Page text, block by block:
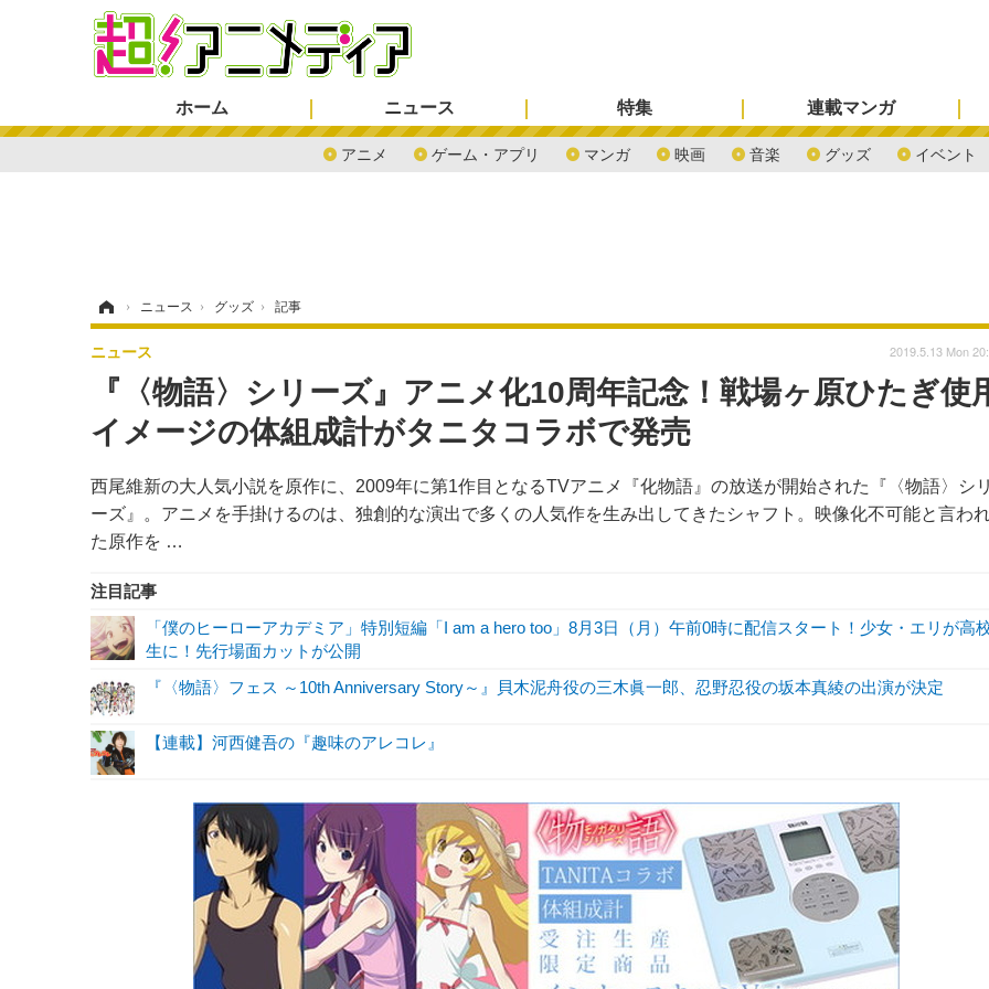
ホーム ニュース
アニメ ゲーム・アプリ マンガ 映画 音楽 グッズ イベント
特集 連載マンガ
› ニュース › グッズ › 記事
『〈物語〉シリーズ』アニメ化10周年記念！戦場ヶ原ひたぎ使
イメージの体組成計がタニタコラボで発売
西尾維新の大人気小説を原作に、2009年に第1作目となるTVアニメ『化物語』の放送が開始された『〈物語〉シ
ーズ』。アニメを手掛けるのは、独創的な演出で多くの人気作を生み出してきたシャフト。映像化不可能と言わ
た原作を …
ニュース 2019.5.13 Mon
注目記事
「僕のヒーローアカデミア」特別短編「I am a hero too」8月3日（月）午前0時に配信スタート！少女・エリが高
生に！先行場面カットが公開
『〈物語〉フェス ～10th Anniversary Story～』貝木泥舟役の三木眞一郎、忍野忍役の坂本真綾の出演が決定
【連載】河西健吾の『趣味のアレコレ』